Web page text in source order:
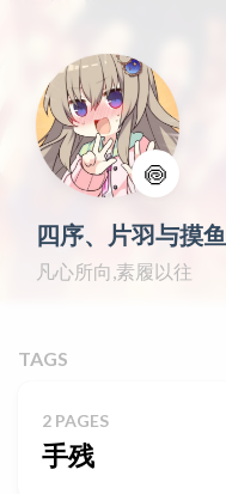
🍥
四序、片羽与摸
凡心所向,素履以往
TAGS
2 PAGES
手残